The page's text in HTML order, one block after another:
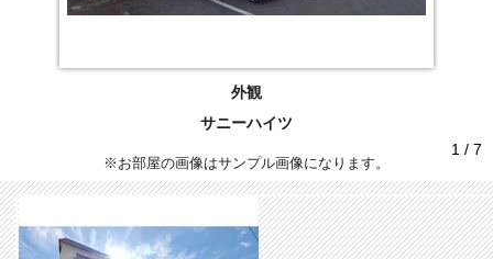
外観
サニーハイツ
1 / 7
※お部屋の画像はサンプル画像になります。